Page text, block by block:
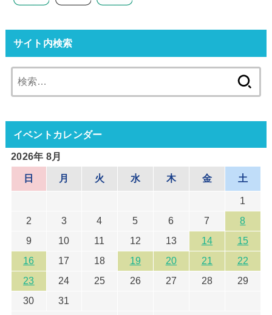
サイト内検索
索:
イベントカレンダー
2026年 8月
日 月 火 水 木 金 土
1
2
3 4 5 6 7
8
9
10 11 12 13 14
15
16
17 18 19 20 21
22
23
24 25 26 27 28
29
30
31